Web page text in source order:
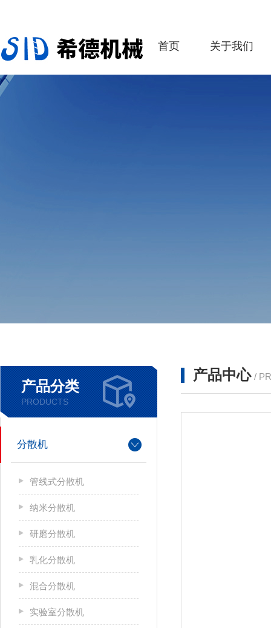
首页 关于我们
产品分类
PRODUCTS
分散机
管线式分散机
纳米分散机
研磨分散机
乳化分散机
混合分散机
实验室分散机
产品中心 /